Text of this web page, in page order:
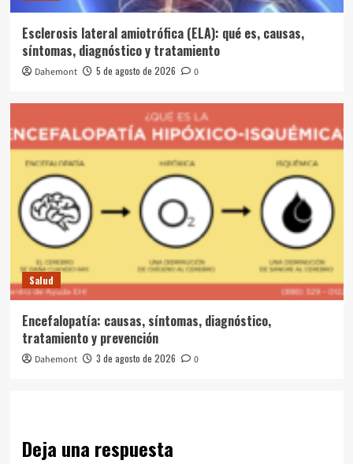
Esclerosis lateral amiotrófica (ELA): qué es, causas,
síntomas, diagnóstico y tratamiento
Dahemont 5 de agosto de 2026 0
Salud
Encefalopatía: causas, síntomas, diagnóstico,
tratamiento y prevención
Dahemont 3 de agosto de 2026 0
Deja una respuesta